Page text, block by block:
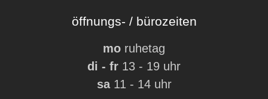
öffnungs- / bürozeiten
mo ruhetag
di - fr 13 - 19 uhr
sa11 - 14 uhr